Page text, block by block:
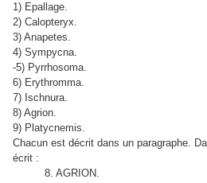
1) Epallage.
2) Calopteryx.
3) Anapetes.
4) Sympycna.
-5) Pyrrhosoma.
6) Erythromma.
7) Ischnura.
8) Agrion.
9) Platycnemis.
Chacun est décrit dans un paragraphe.
écrit :
8. AGRION.